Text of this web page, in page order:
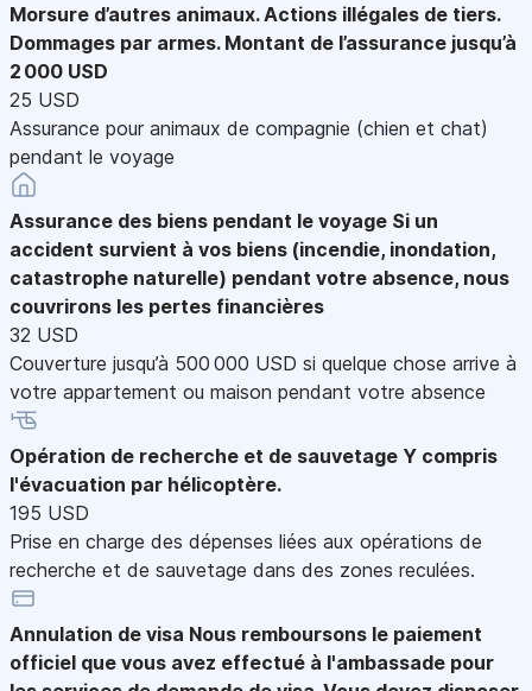
Morsure d’autres animaux. Actions illégales de tiers.
Dommages par armes. Montant de l’assurance jusqu’à
2 000 USD
25 USD
Assurance pour animaux de compagnie (chien et chat)
pendant le voyage
Assurance des biens pendant le voyage Si un
accident survient à vos biens (incendie, inondation,
catastrophe naturelle) pendant votre absence, nous
couvrirons les pertes financières
32 USD
Couverture jusqu’à 500 000 USD si quelque chose arrive à
votre appartement ou maison pendant votre absence
Opération de recherche et de sauvetage Y compris
l'évacuation par hélicoptère.
195 USD
Prise en charge des dépenses liées aux opérations de
recherche et de sauvetage dans des zones reculées.
Annulation de visa Nous remboursons le paiement
officiel que vous avez effectué à l'ambassade pour